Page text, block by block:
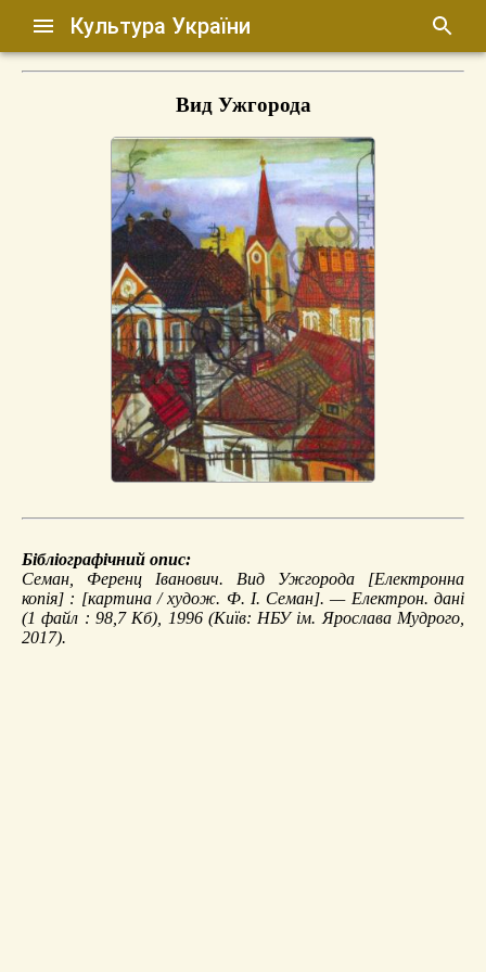
Культура України
Вид Ужгорода
Бібліографічний опис:
Семан, Ференц Іванович. Вид Ужгорода [Електронна
копія] : [картина / худож. Ф. І. Семан]. — Електрон. дані
(1 файл : 98,7 Кб), 1996 (Київ: НБУ ім. Ярослава Мудрого,
2017).